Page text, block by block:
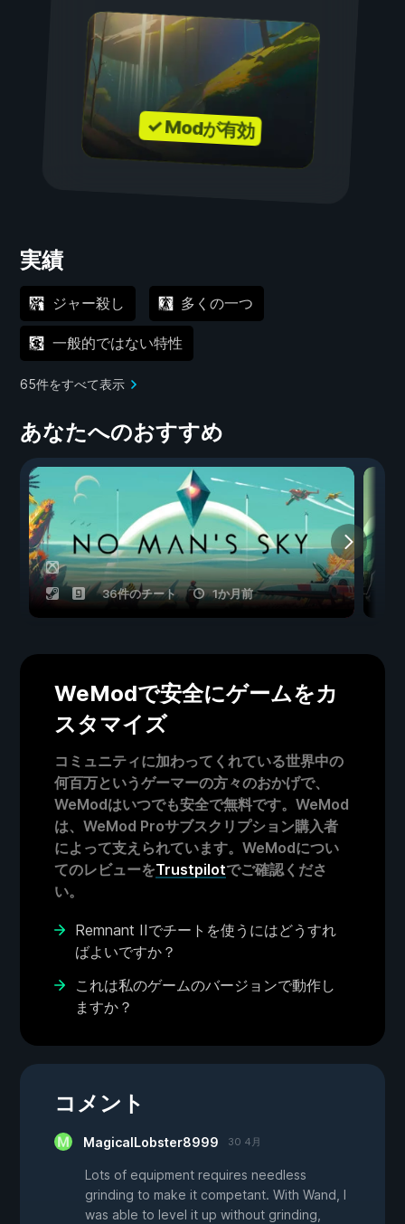
✓ Modが有効
実績
ジャー殺し 多くの一つ
一般的ではない特性
65件をすべて表示
あなたへのおすすめ
36件のチート 1か月前
WeModで安全にゲームをカ
スタマイズ
コミュニティに加わってくれている世界中の
何百万というゲーマーの方々のおかげで、
WeModはいつでも安全で無料です。WeMod
は、WeMod Proサブスクリプション購入者
によって支えられています。WeModについ
てのレビューをTrustpilotでご確認くださ
い。
Remnant IIでチートを使うにはどうすれ
ばよいですか？
これは私のゲームのバージョンで動作し
ますか？
コメント
MagicalLobster8999 30 4月
Lots of equipment requires needless
grinding to make it competant. With Wand, I
was able to level it up without grinding,